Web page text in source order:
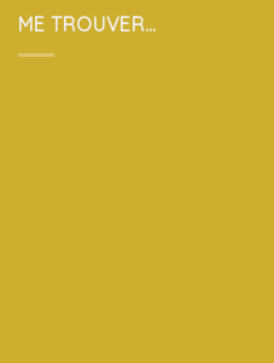
ME TROUVER…